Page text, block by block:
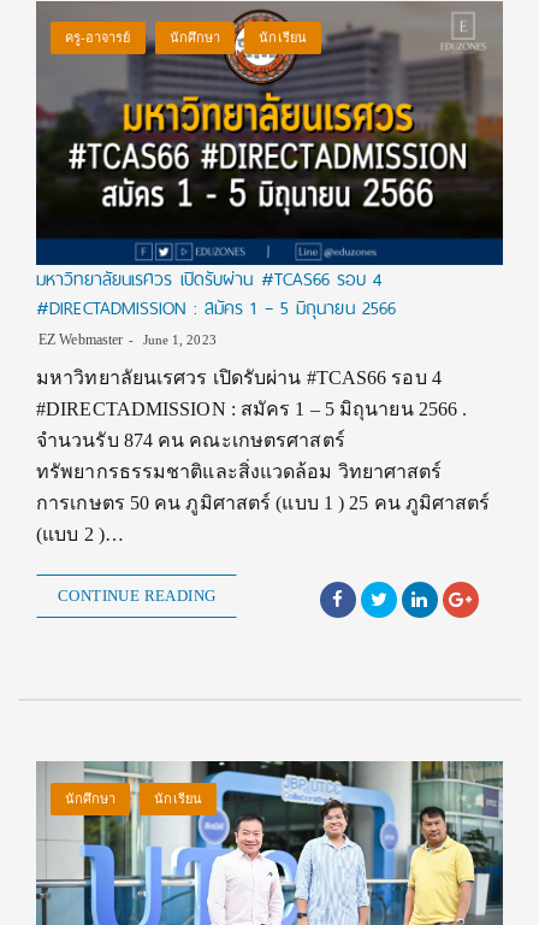
ครู-อาจารย์ นักศึกษา นักเรียน
มหาวิทยาลัยนเรศวร เปิดรับผ่าน #TCAS66 รอบ 4
#DIRECTADMISSION : สมัคร 1 – 5 มิถุนายน 2566
EZ Webmaster June 1, 2023
มหาวิทยาลัยนเรศวร เปิดรับผ่าน #TCAS66 รอบ 4
#DIRECTADMISSION : สมัคร 1 – 5 มิถุนายน 2566 .
จำนวนรับ 874 คน คณะเกษตรศาสตร์
ทรัพยากรธรรมชาติและสิ่งแวดล้อม วิทยาศาสตร์
การเกษตร 50 คน ภูมิศาสตร์ (แบบ 1 ) 25 คน ภูมิศาสตร์
(แบบ 2 )…
CONTINUE READING
นักศึกษา นักเรียน